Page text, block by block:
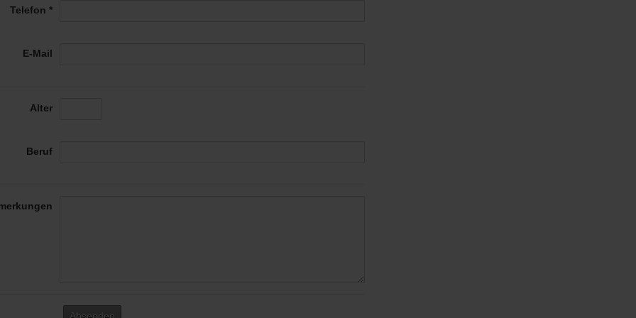
Telefon *
E-Mail
Alter
Beruf
Absenden